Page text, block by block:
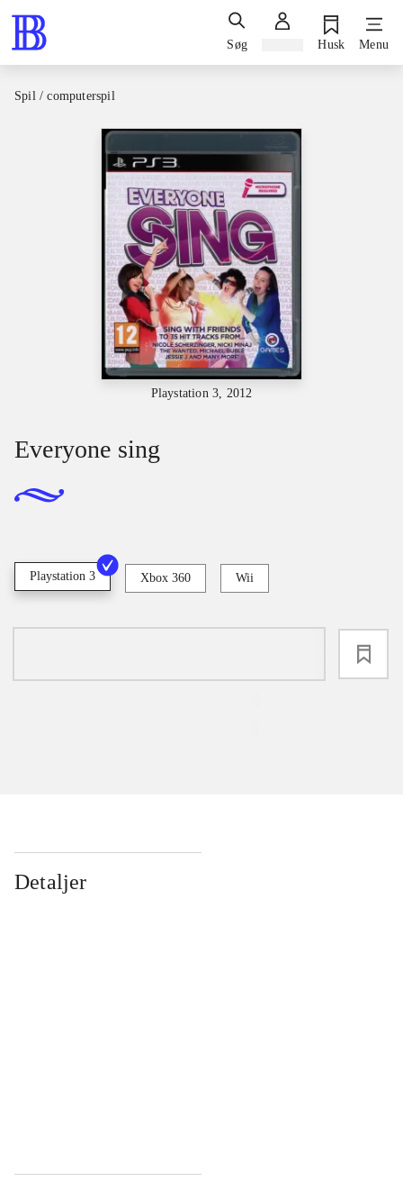
Søg Husk Menu
Spil / computerspil
Playstation 3, 2012
Everyone sing
Playstation 3 Xbox 360 Wii
Detaljer